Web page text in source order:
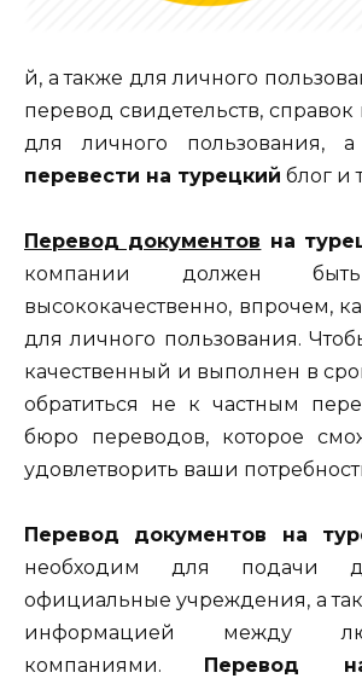
й, а также для личного
перевод свидетельств,
для личного пользования,
перевести на турецкий блог и
Перевод документов на
компании должен
высококачественно, впрочем,
для личного пользования.
качественный и выполнен в
обратиться не к частным
бюро переводов, которое
удовлетворить ваши
Перевод документов на
необходим для подачи
официальные учреждения, а
информацией между
компаниями.
Перевод